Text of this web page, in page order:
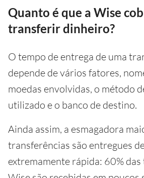
Quanto é que a Wise
transferir dinheiro?
O tempo de entrega de uma
depende de vários fatores,
moedas envolvidas, o método
utilizado e o banco de destino.
Ainda assim, a esmagadora
transferências são entregues
extremamente rápida: 60%